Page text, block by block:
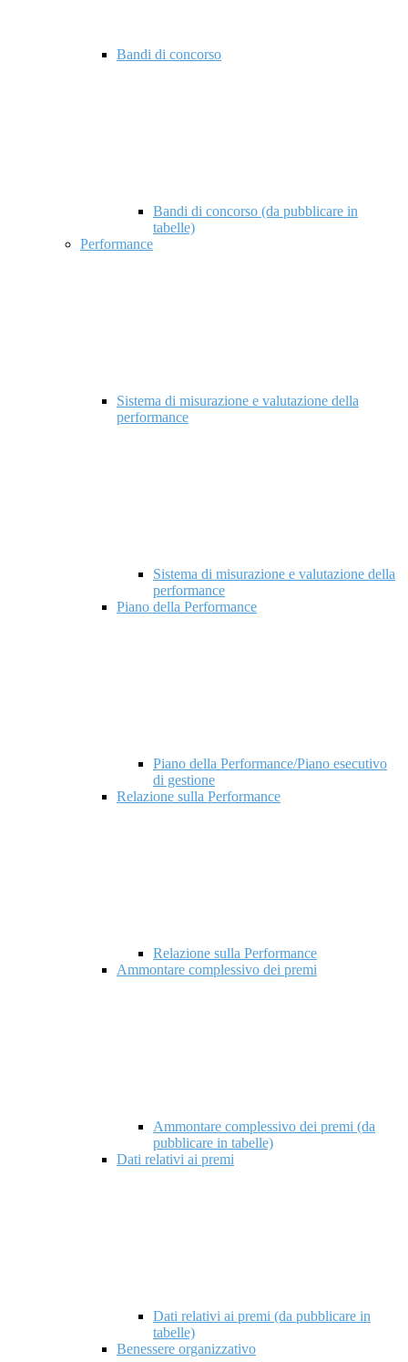
Bandi di concorso
Bandi di concorso (da pubblicare in
tabelle)
Performance
Sistema di misurazione e valutazione della
performance
Sistema di misurazione e valutazione della
performance
Piano della Performance
Piano della Performance/Piano esecutivo
di gestione
Relazione sulla Performance
Relazione sulla Performance
Ammontare complessivo dei premi
Ammontare complessivo dei premi (da
pubblicare in tabelle)
Dati relativi ai premi
Dati relativi ai premi (da pubblicare in
tabelle)
Benessere organizzativo